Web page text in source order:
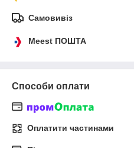
Самовивіз
Meest ПОШТА
Способи оплати
Оплатити частинами